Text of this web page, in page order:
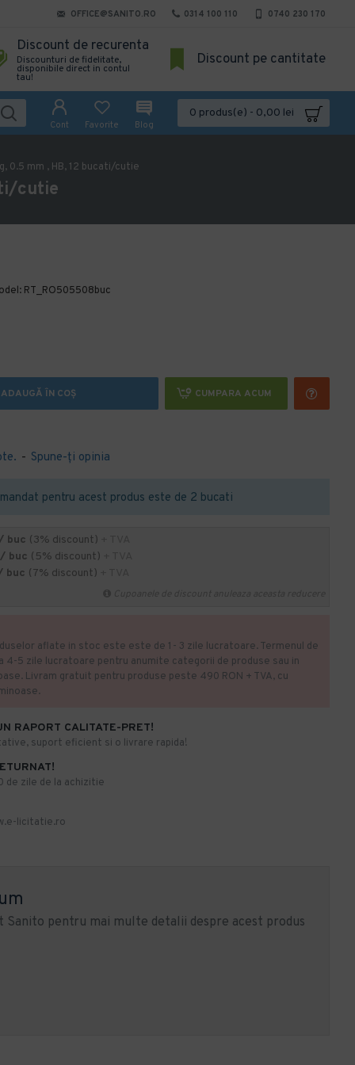
OFFICE@SANITO.RO 0314 100 110 0740 230 170
Discount de recurenta
Discounturi de fidelitate,
disponibile direct in contul
tau!
Discount pe cantitate
Cont Favorite Blog
0 produs(e) - 0,00 lei
0.5 mm , HB, 12 bucati/cutie
cutie
RT_RO505508buc
- Spune-ţi opinia
ADAUGĂ ÎN COŞ CUMPARA ACUM
pentru acest produs este de 2 bucati
buc (3% discount)
buc (5% discount)
buc (7% discount)
RAPORT CALITATE-PRET!
suport eficient si o livrare rapida!
de zile de la achizitie
licitatie.ro
aflate in stoc este este de 1- 3 zile lucratoare. Termenul de
4-5 zile lucratoare pentru anumite categorii de produse sau in
Livram gratuit pentru produse peste 490 RON + TVA, cu
Sanito pentru mai multe detalii despre acest produs